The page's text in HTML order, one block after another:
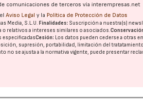
comunicaciones de terceros vía interempresas.net
elAviso Legal y la Política de Protección de Datos
Media, S.L.U.Finalidades: Suscripción a nuestra(s)
o relativos a intereses similares o asociados.
especificadasCesión: Los datos pueden cederse a otras
supresión, portabilidad, limitación del
no se ajusta a la normativa vigente, puede presentar